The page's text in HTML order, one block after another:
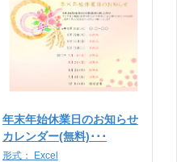
年末年始休業日のお知らせ
カレンダー(無料)･･･
形式： Excel